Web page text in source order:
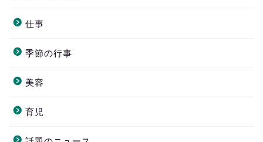
仕事
季節の行事
美容
育児